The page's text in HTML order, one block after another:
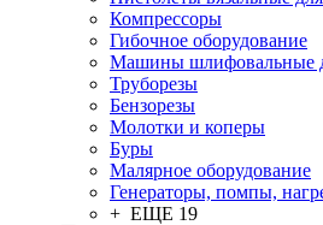
Компрессоры
Гибочное оборудование
Машины шлифовальные
Труборезы
Бензорезы
Молотки и коперы
Буры
Малярное оборудование
Генераторы, помпы,
+ ЕЩЕ 19